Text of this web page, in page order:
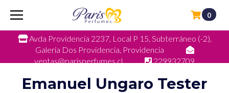
Avda Providencia 2237, Local P 15, Subterráneo (-2),
Galeria Dos Providencia, Providencia
ventas@parisperfumes.cl
229932709
0
Emanuel Ungaro Tester